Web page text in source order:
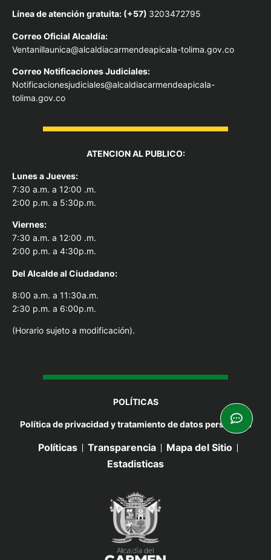
Línea de atención gratuita: (+57) 3203472795
Correo Oficial Alcaldía:
Ventanillaunica@alcaldiacarmendeapicala-tolima.gov.co
Correo Notificaciones Judiciales:
Notificacionesjudiciales@alcaldiacarmendeapicala-
tolima.gov.co
ATENCION AL PUBLICO:
Lunes a Jueves:
7:30 a.m. a 12:00 .m.
2:00 p.m. a 5:30p.m.
Viernes:
7:30 a.m. a 12:00 .m.
2:00 p.m. a 4:30p.m.
Del Alcalde al Ciudadano:
8:00 a.m. a 11:30a.m.
2:30 p.m. a 6:00p.m.
(Horario sujeto a modificación).
POLÍTICAS
Política de privacidad y tratamiento de datos personales
Políticas Transparencia
Mapa del Sitio
Estadisticas